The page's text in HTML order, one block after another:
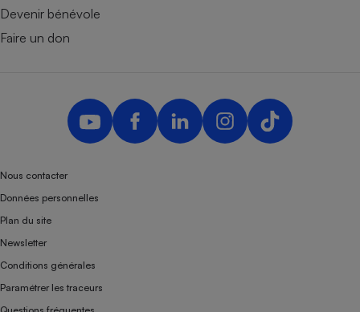
Devenir bénévole
Faire un don
Nous contacter
Données personnelles
Plan du site
Newsletter
Conditions générales
Paramétrer les traceurs